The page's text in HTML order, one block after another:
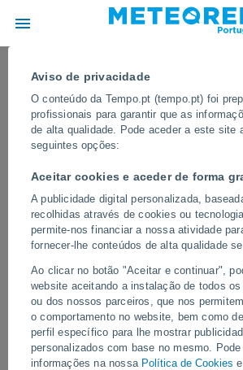
Aviso de privacidade
O conteúdo da Tempo.pt (tempo.pt) foi
profissionais para garantir que as
de alta qualidade. Pode aceder a este site
seguintes opções:
Aceitar cookies e aceder de forma
A publicidade digital personalizada,
recolhidas através de cookies ou
permite-nos financiar a nossa atividade
fornecer-lhe conteúdos de alta qualidade
Ao clicar no botão "Aceitar e continuar",
website aceitando a instalação de todos
ou dos nossos parceiros, que nos
o comportamento no website, bem como
perfil específico para lhe mostrar
personalizados com base no mesmo.
informações na nossa Política de Cookies
Uma tempestade com
torrenciais e ventos
atingindo Lviv, na Ucrânia
Quedas de árvores, interrupções no
danos à infraestrutura pública foram
com diversas linhas de bonde